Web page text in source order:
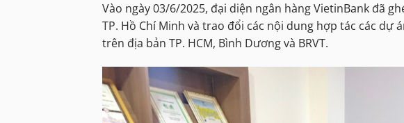
Vào ngày 03/6/2025, đại diện ngân hàng VietinBank đã
TP. Hồ Chí Minh và trao đổi các nội dung hợp tác các dự
trên địa bản TP. HCM, Bình Dương và BRVT.